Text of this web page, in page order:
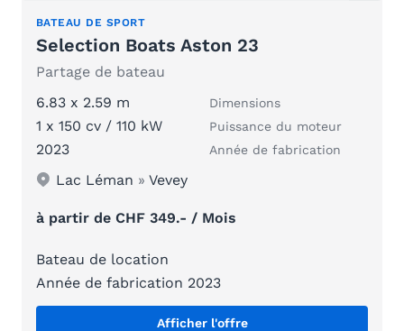
BATEAU DE SPORT
Selection Boats Aston 23
Partage de bateau
6.83 x 2.59 m
Dimensions
1 x 150 cv / 110 kW Puissance du moteur
2023 Année de fabrication
Lac Léman »Vevey
à partir de CHF 349.- / Mois
Bateau de location
Année de fabrication 2023
Afficher l'offre